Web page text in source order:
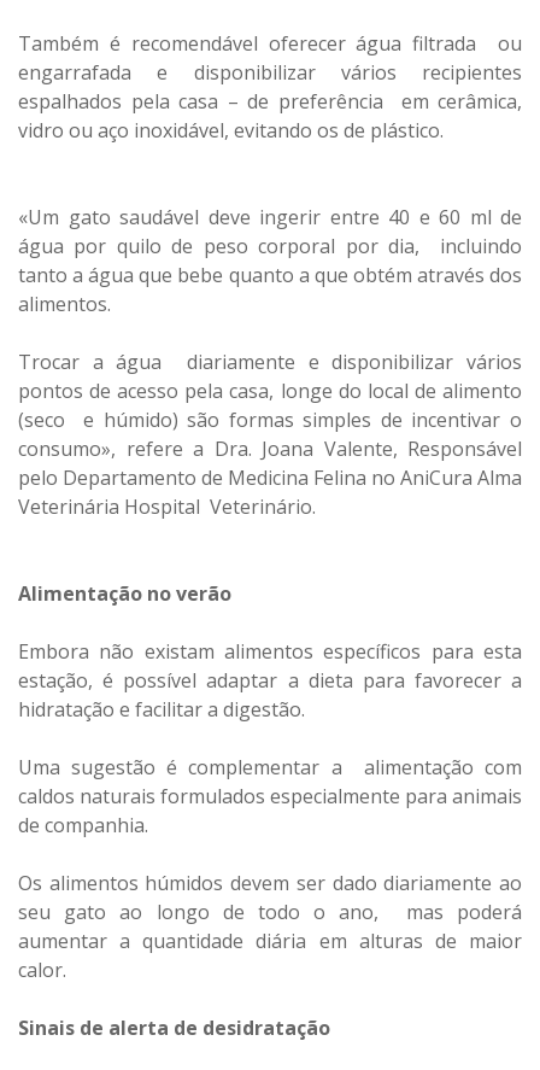
Também é recomendável oferecer água filtrada ou
engarrafada e disponibilizar vários recipientes
espalhados pela casa – de preferência em cerâmica,
vidro ou aço inoxidável, evitando os de plástico.
«Um gato saudável deve ingerir entre 40 e 60 ml de
água por quilo de peso corporal por dia, incluindo
tanto a água que bebe quanto a que obtém através dos
alimentos.
Trocar a água diariamente e disponibilizar vários
pontos de acesso pela casa, longe do local de alimento
(seco e húmido) são formas simples de incentivar o
consumo», refere a Dra. Joana Valente, Responsável
pelo Departamento de Medicina Felina no AniCura Alma
Veterinária Hospital Veterinário.
Alimentação no verão
Embora não existam alimentos específicos para esta
estação, é possível adaptar a dieta para favorecer a
hidratação e facilitar a digestão.
Uma sugestão é complementar a alimentação com
caldos naturais formulados especialmente para animais
de companhia.
Os alimentos húmidos devem ser dado diariamente ao
seu gato ao longo de todo o ano, mas poderá
aumentar a quantidade diária em alturas de maior
calor.
Sinais de alerta de desidratação